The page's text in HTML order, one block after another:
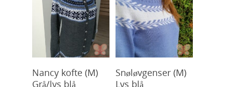
Kjøp
Nancy kofte (M)
Grå/lys blå
Snøløvgenser (M)
Lys blå